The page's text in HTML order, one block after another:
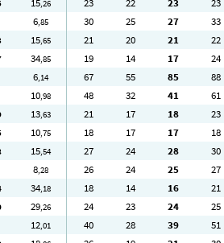
,26
6,85 30 25 27
33
15,65 21 20 21
22
34,85 19 14 17
24
6,14 67 55 85
88
10,98 48 32 41
61
13,63 21 17 18
23
10,75 18 17 17
18
15,54 27 24 28
30
8,28 26 24 25
27
34,18 18 14 16
21
29,26 24 23 24
25
12,01 40 28 39
51